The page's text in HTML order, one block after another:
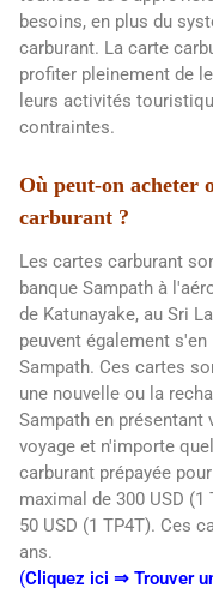
besoins, en plus du
carburant. La carte
profiter pleinement de
leurs activités
contraintes.
Où peut-on acheter
carburant ?
Les cartes carburant
banque Sampath à
de Katunayake, au Sri
peuvent également
Sampath. Ces cartes
une nouvelle ou la
Sampath en
voyage et n'importe
carburant prépayée
maximal de 300 USD
50 USD (1 TP4T). Ces
ans.
(Cliquez ici ⇒ Trouver